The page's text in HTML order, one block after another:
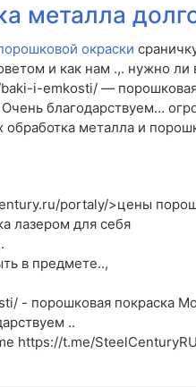
металла
окраски
и как нам .,. нужно
i-emkosti/ — порошковая
благодарствуем…
металла и
portaly/>цены
лазером для себя
в предмете..,
- порошковая покраска
..
https://t.me/